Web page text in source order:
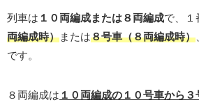
列車は １０両編成または８両編成で、１
両編成時）または８号車（８両編成時）
です。
８両編成は １０両編成の１０号車から３